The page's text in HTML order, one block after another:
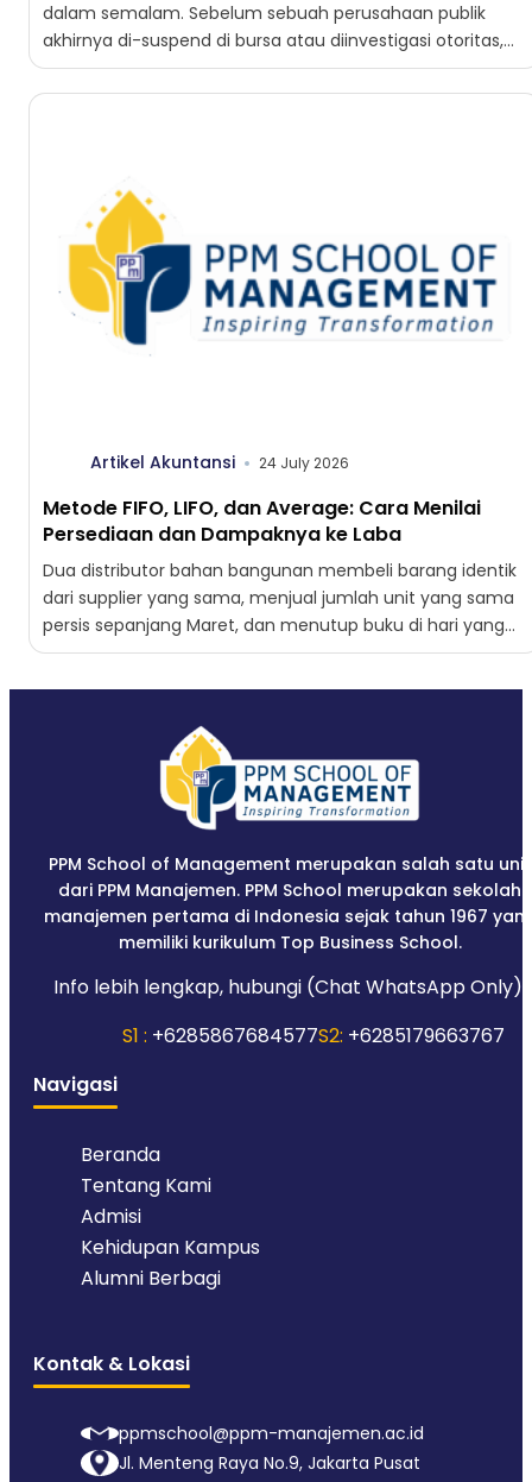
dalam semalam. Sebelum sebuah perusahaan publik
akhirnya di-suspend di bursa atau diinvestigasi otoritas,
angkanya sudah mengirim sinyal selama beberapa...
Artikel Akuntansi 24 July 2026
Metode FIFO, LIFO, dan Average: Cara Menilai
Persediaan dan Dampaknya ke Laba
Dua distributor bahan bangunan membeli barang identik
dari supplier yang sama, menjual jumlah unit yang sama
persis sepanjang Maret, dan menutup buku di hari yang...
PPM School of Management merupakan salah satu unit
dari PPM Manajemen. PPM School merupakan sekolah
manajemen pertama di Indonesia sejak tahun 1967
memiliki kurikulum Top Business School.
Info lebih lengkap, hubungi (Chat WhatsApp Only):
S1 : +6285867684577S2: +6285179663767
Navigasi
Beranda
Tentang Kami
Admisi
Kehidupan Kampus
Alumni Berbagi
Kontak & Lokasi
ppmschool@ppm-manajemen.ac.id
Jl. Menteng Raya No.9, Jakarta Pusat